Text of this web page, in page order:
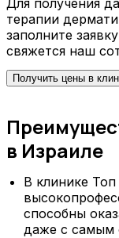
терапии
заполните
свяжется наш
Получить цены в
в Израиле
В клинике
способны
даже с самым